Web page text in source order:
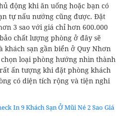
động khi ăn uống hoặc bạn có
tự nấu nướng cũng được. Đặt
3 sao với giá chỉ hơn 600.000
chất lượng phòng ở đây sẽ
khách sạn gần biển ở Quy Nhơn
loại phòng hướng nhìn thành
ấn tượng khi đặt phòng khách
có diện tích rộng và tiện nghi
In 9 Khách Sạn Ở Mũi Né 2 Sao Giá